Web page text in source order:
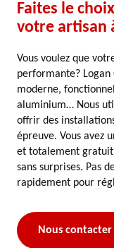
Faites le
votre artisan
Vous voulez que
performante? Logan
moderne,
aluminium… Nous
offrir des
épreuve. Vous avez
et totalement
sans surprises. Pas
rapidement pour
Nous contacter